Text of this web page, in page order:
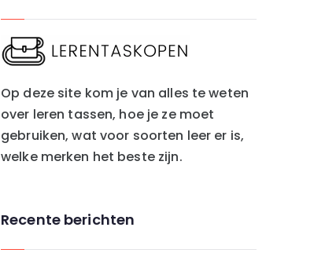
o
r
i
e
ë
n
Op deze site kom je van alles te weten
over leren tassen, hoe je ze moet
gebruiken, wat voor soorten leer er is,
welke merken het beste zijn.
Recente berichten